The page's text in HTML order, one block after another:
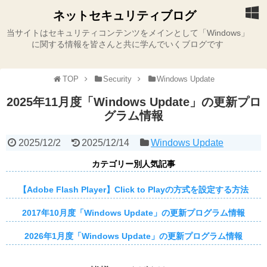
ネットセキュリティブログ
当サイトはセキュリティコンテンツをメインとして「Windows」
に関する情報を皆さんと共に学んでいくブログです
TOP Security Windows Update
2025年11月度「Windows Update」の更新プロ
グラム情報
2025/12/2 2025/12/14 Windows Update
カテゴリー別人気記事
【Adobe Flash Player】Click to Playの方式を設定する方法
2017年10月度「Windows Update」の更新プログラム情報
2026年1月度「Windows Update」の更新プログラム情報